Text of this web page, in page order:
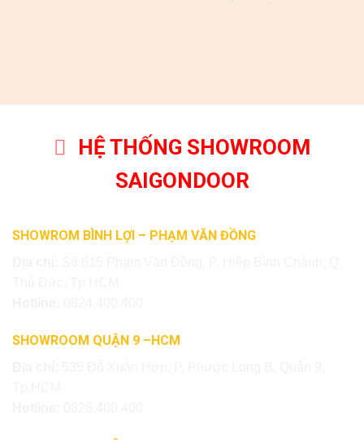
HỆ THỐNG SHOWROOM
SAIGONDOOR
SHOWROM BÌNH LỢI – PHẠM VĂN ĐỒNG
SHOWROOM QUẬN 9 –HCM